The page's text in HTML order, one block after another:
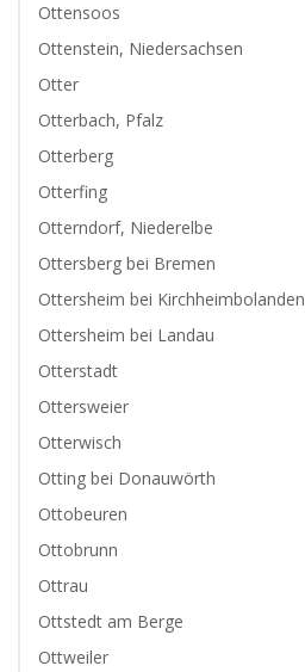
Ottensoos
Ottenstein, Niedersachsen
Otter
Otterbach, Pfalz
Otterberg
Otterfing
Otterndorf, Niederelbe
Ottersberg bei Bremen
Ottersheim bei Kirchheimbolanden
Ottersheim bei Landau
Otterstadt
Ottersweier
Otterwisch
Otting bei Donauwörth
Ottobeuren
Ottobrunn
Ottrau
Ottstedt am Berge
Ottweiler